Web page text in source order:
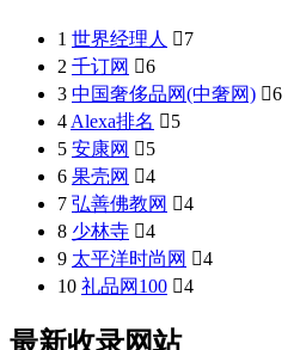
1 世界经理人 7
2 千订网 6
3 中国奢侈品网(中奢网) 6
4 Alexa排名 5
5 安康网 5
6 果壳网 4
7 弘善佛教网 4
8 少林寺 4
9 太平洋时尚网 4
10 礼品网100 4
最新收录网站